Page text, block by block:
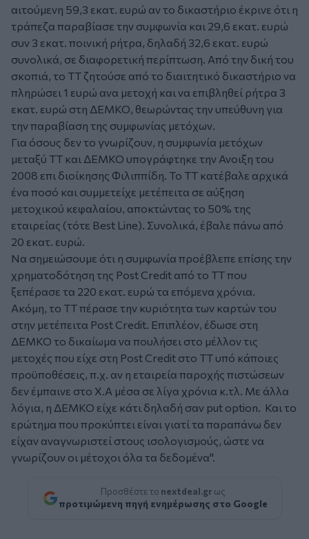
αιτούμενη 59,3 εκατ. ευρώ αν το δικαστήριο έκρινε ότι η
τράπεζα παραβίασε την συμφωνία και 29,6 εκατ. ευρώ
συν 3 εκατ. ποινική ρήτρα, δηλαδή 32,6 εκατ. ευρώ
συνολικά, σε διαφορετική περίπτωση. Από την δική του
σκοπιά, το ΤΤ ζητούσε από το διαιτητικό δικαστήριο να
πληρώσει 1 ευρώ ανα μετοχή και να επιβληθεί ρήτρα 3
εκατ. ευρώ στη ΔΕΜΚΟ, θεωρώντας την υπεύθυνη για
την παραβίαση της συμφωνίας μετόχων.
Για όσους δεν το γνωρίζουν, η συμφωνία μετόχων
μεταξύ ΤΤ και ΔΕΜΚΟ υπογράφτηκε την Ανοιξη του
2008 επι διοίκησης Φιλιππίδη. Το ΤΤ κατέβαλε αρχικά
ένα ποσό και συμμετείχε μετέπειτα σε αύξηση
μετοχικού κεφαλαίου, αποκτώντας το 50% της
εταιρείας (τότε Best Line). Συνολικά, έβαλε πάνω από
20 εκατ. ευρώ.
Να σημειώσουμε ότι η συμφωνία προέβλεπε επίσης την
χρηματοδότηση της Post Credit από το ΤΤ που
ξεπέρασε τα 220 εκατ. ευρώ τα επόμενα χρόνια.
Ακόμη, το ΤΤ πέρασε την κυριότητα των καρτών του
στην μετέπειτα Post Credit. Επιπλέον, έδωσε στη
ΔΕΜΚΟ το δικαίωμα να πουλήσει στο μέλλον τις
μετοχές που είχε στη Post Credit στο ΤΤ υπό κάποιες
προϋποθέσεις, π.χ. αν η εταιρεία παροχής πιστώσεων
δεν έμπαινε στο Χ.Α μέσα σε λίγα χρόνια κ.τλ. Με άλλα
λόγια, η ΔΕΜΚΟ είχε κάτι δηλαδή σαν put option. Και το
ερώτημα που προκύπτει είναι γιατί τα παραπάνω δεν
είχαν αναγνωριστεί στους ισολογισμούς, ώστε να
γνωρίζουν οι μέτοχοι όλα τα δεδομένα".
Προσθέστε το nextdeal.gr ως
προτιμώμενη πηγή ενημέρωσης στο Google